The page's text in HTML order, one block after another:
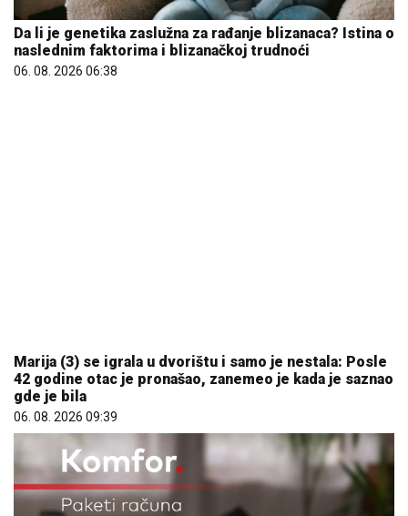
Da li je genetika zaslužna za rađanje blizanaca? Istina o
naslednim faktorima i blizanačkoj trudnoći
06. 08. 2026 06:38
06. 08. 2026 09:39